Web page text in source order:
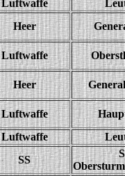
Luftwaffe
Heer
Luftwaffe
Heer
Luftwaffe
Luftwaffe
SS